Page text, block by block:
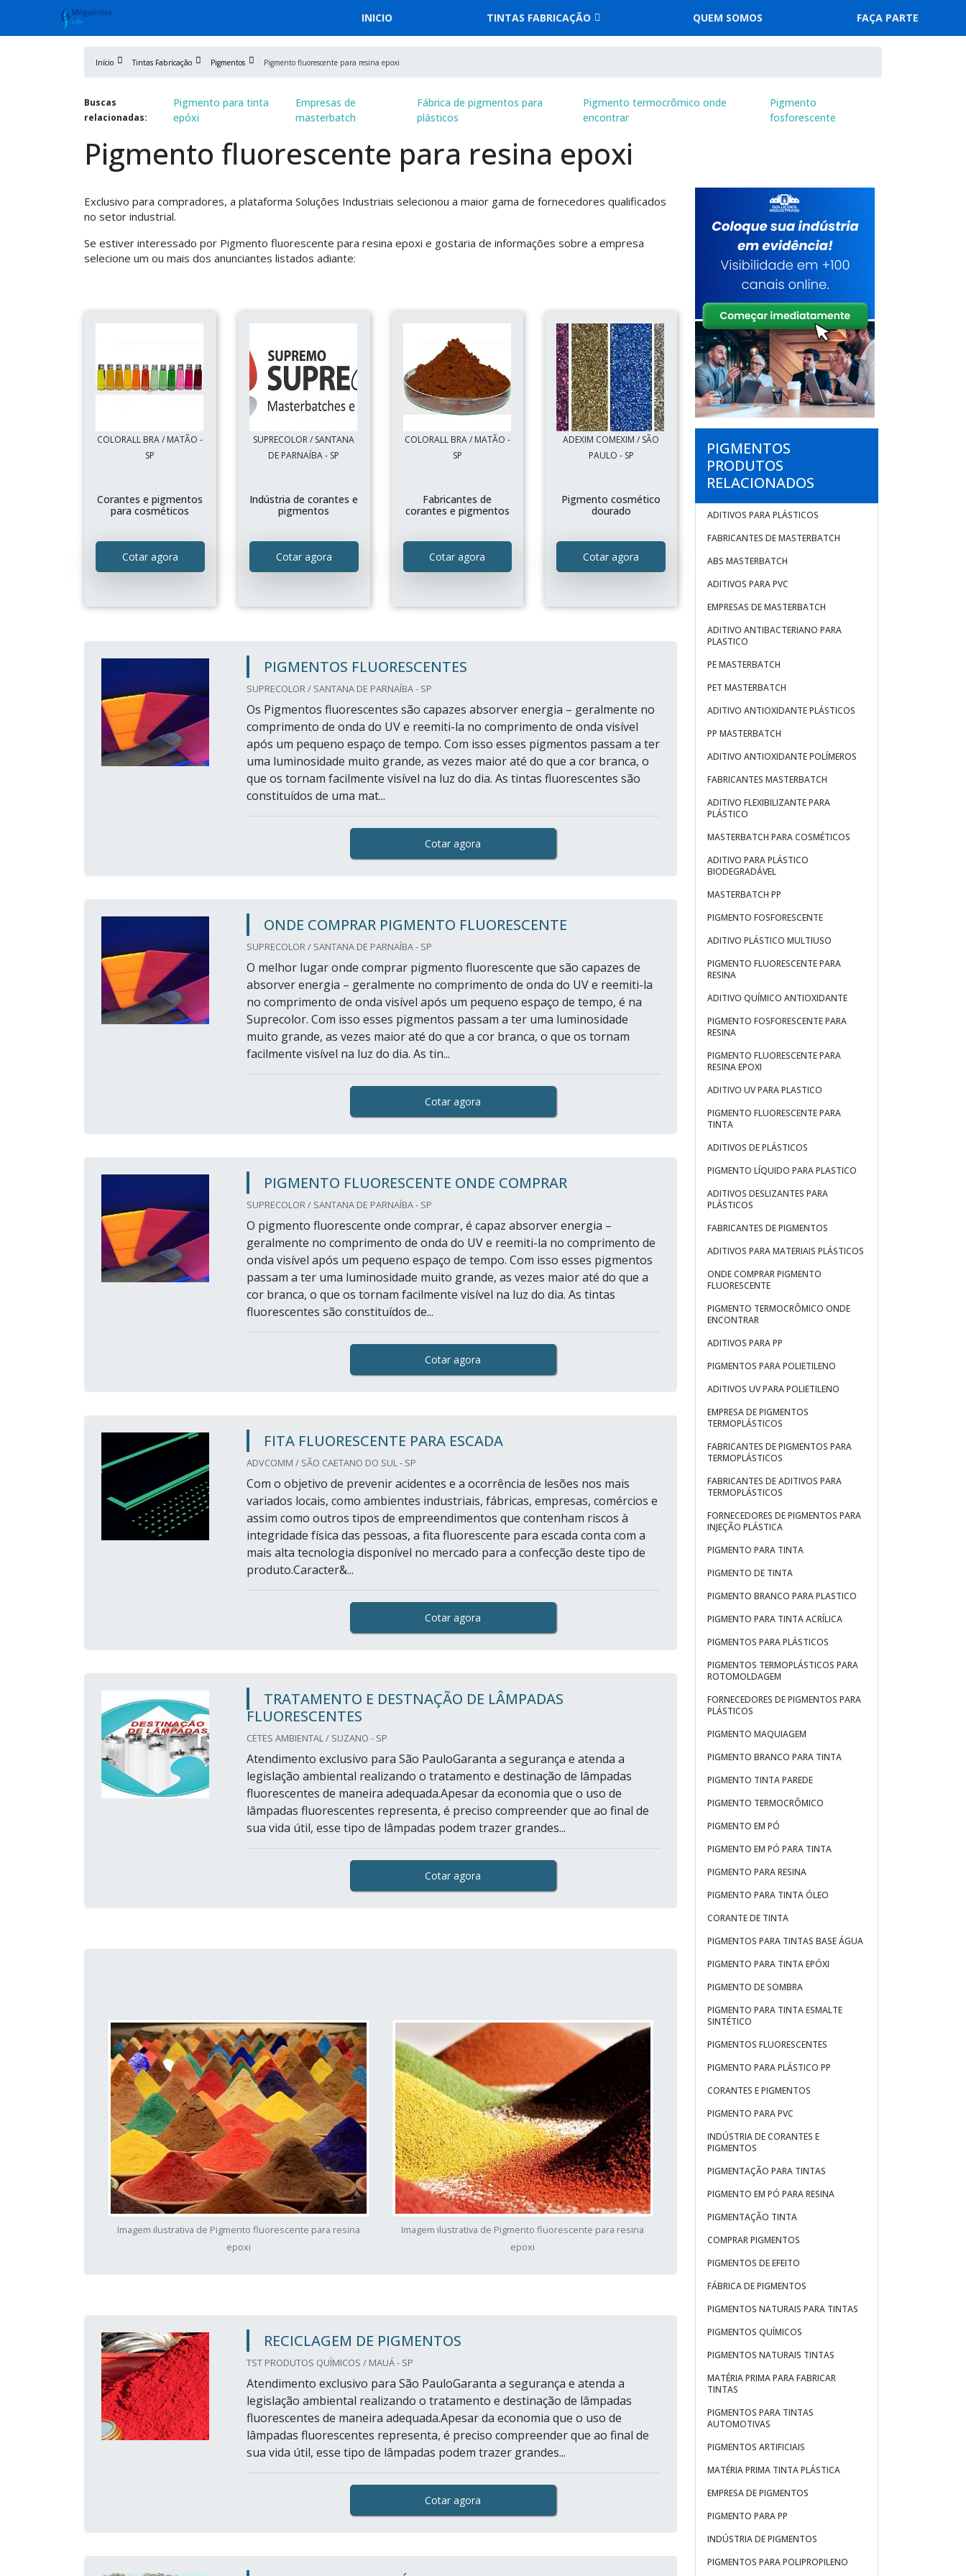
INICIO TINTAS FABRICAÇÃO QUEM SOMOS FAÇA PARTE
Início Tintas Fabricação Pigmentos Pigmento fluorescente para resina epoxi
Buscas
relacionadas:
Pigmento para tinta
epóxi
Empresas de
masterbatch
Fábrica de pigmentos para
plásticos
Pigmento termocrômico onde
encontrar
Pigmento
fosforescente
Pigmento fluorescente para resina epoxi
Exclusivo para compradores, a plataforma Soluções Industriais selecionou a maior gama de fornecedores qualificados
no setor industrial.
Se estiver interessado por Pigmento fluorescente para resina epoxi e gostaria de informações sobre a empresa
selecione um ou mais dos anunciantes listados adiante:
COLORALL BRA / MATÃO -
SP
Corantes e pigmentos
para cosméticos
Cotar agora
SUPRECOLOR / SANTANA
DE PARNAÍBA - SP
Indústria de corantes e
pigmentos
Cotar agora
COLORALL BRA / MATÃO -
SP
Fabricantes de
corantes e pigmentos
Cotar agora
ADEXIM COMEXIM / SÃO
PAULO - SP
Pigmento cosmético
dourado
Cotar agora
PIGMENTOS FLUORESCENTES
SUPRECOLOR / SANTANA DE PARNAÍBA - SP
Os Pigmentos fluorescentes são capazes absorver energia – geralmente no
comprimento de onda do UV e reemiti-la no comprimento de onda visível
após um pequeno espaço de tempo. Com isso esses pigmentos passam a ter
uma luminosidade muito grande, as vezes maior até do que a cor branca, o
que os tornam facilmente visível na luz do dia. As tintas fluorescentes são
constituídos de uma mat...
Cotar agora
ONDE COMPRAR PIGMENTO FLUORESCENTE
SUPRECOLOR / SANTANA DE PARNAÍBA - SP
O melhor lugar onde comprar pigmento fluorescente que são capazes de
absorver energia – geralmente no comprimento de onda do UV e reemiti-la
no comprimento de onda visível após um pequeno espaço de tempo, é na
Suprecolor. Com isso esses pigmentos passam a ter uma luminosidade
muito grande, as vezes maior até do que a cor branca, o que os tornam
facilmente visível na luz do dia. As tin...
Cotar agora
PIGMENTO FLUORESCENTE ONDE COMPRAR
SUPRECOLOR / SANTANA DE PARNAÍBA - SP
O pigmento fluorescente onde comprar, é capaz absorver energia –
geralmente no comprimento de onda do UV e reemiti-la no comprimento de
onda visível após um pequeno espaço de tempo. Com isso esses pigmentos
passam a ter uma luminosidade muito grande, as vezes maior até do que a
cor branca, o que os tornam facilmente visível na luz do dia. As tintas
fluorescentes são constituídos de...
Cotar agora
FITA FLUORESCENTE PARA ESCADA
ADVCOMM / SÃO CAETANO DO SUL - SP
Com o objetivo de prevenir acidentes e a ocorrência de lesões nos mais
variados locais, como ambientes industriais, fábricas, empresas, comércios e
assim como outros tipos de empreendimentos que contenham riscos à
integridade física das pessoas, a fita fluorescente para escada conta com a
mais alta tecnologia disponível no mercado para a confecção deste tipo de
produto.Caracter&...
Cotar agora
TRATAMENTO E DESTNAÇÃO DE LÂMPADAS
FLUORESCENTES
CETES AMBIENTAL / SUZANO - SP
Atendimento exclusivo para São PauloGaranta a segurança e atenda a
legislação ambiental realizando o tratamento e destinação de lâmpadas
fluorescentes de maneira adequada.Apesar da economia que o uso de
lâmpadas fluorescentes representa, é preciso compreender que ao final de
sua vida útil, esse tipo de lâmpadas podem trazer grandes...
Cotar agora
Imagem ilustrativa de Pigmento fluorescente para resina
epoxi
Imagem ilustrativa de Pigmento fluorescente para resina
epoxi
RECICLAGEM DE PIGMENTOS
TST PRODUTOS QUÍMICOS / MAUÁ - SP
Atendimento exclusivo para São PauloGaranta a segurança e atenda a
legislação ambiental realizando o tratamento e destinação de lâmpadas
fluorescentes de maneira adequada.Apesar da economia que o uso de
lâmpadas fluorescentes representa, é preciso compreender que ao final de
sua vida útil, esse tipo de lâmpadas podem trazer grandes...
Cotar agora
PIGMENTOS
PRODUTOS
RELACIONADOS
ADITIVOS PARA PLÁSTICOS
FABRICANTES DE MASTERBATCH
ABS MASTERBATCH
ADITIVOS PARA PVC
EMPRESAS DE MASTERBATCH
ADITIVO ANTIBACTERIANO PARA
PLASTICO
PE MASTERBATCH
PET MASTERBATCH
ADITIVO ANTIOXIDANTE PLÁSTICOS
PP MASTERBATCH
ADITIVO ANTIOXIDANTE POLÍMEROS
FABRICANTES MASTERBATCH
ADITIVO FLEXIBILIZANTE PARA
PLÁSTICO
MASTERBATCH PARA COSMÉTICOS
ADITIVO PARA PLÁSTICO
BIODEGRADÁVEL
MASTERBATCH PP
PIGMENTO FOSFORESCENTE
ADITIVO PLÁSTICO MULTIUSO
PIGMENTO FLUORESCENTE PARA
RESINA
ADITIVO QUÍMICO ANTIOXIDANTE
PIGMENTO FOSFORESCENTE PARA
RESINA
PIGMENTO FLUORESCENTE PARA
RESINA EPOXI
ADITIVO UV PARA PLASTICO
PIGMENTO FLUORESCENTE PARA
TINTA
ADITIVOS DE PLÁSTICOS
PIGMENTO LÍQUIDO PARA PLASTICO
ADITIVOS DESLIZANTES PARA
PLÁSTICOS
FABRICANTES DE PIGMENTOS
ADITIVOS PARA MATERIAIS PLÁSTICOS
ONDE COMPRAR PIGMENTO
FLUORESCENTE
PIGMENTO TERMOCRÔMICO ONDE
ENCONTRAR
ADITIVOS PARA PP
PIGMENTOS PARA POLIETILENO
ADITIVOS UV PARA POLIETILENO
EMPRESA DE PIGMENTOS
TERMOPLÁSTICOS
FABRICANTES DE PIGMENTOS PARA
TERMOPLÁSTICOS
FABRICANTES DE ADITIVOS PARA
TERMOPLÁSTICOS
FORNECEDORES DE PIGMENTOS PARA
INJEÇÃO PLÁSTICA
PIGMENTO PARA TINTA
PIGMENTO DE TINTA
PIGMENTO BRANCO PARA PLASTICO
PIGMENTO PARA TINTA ACRÍLICA
PIGMENTOS PARA PLÁSTICOS
PIGMENTOS TERMOPLÁSTICOS PARA
ROTOMOLDAGEM
FORNECEDORES DE PIGMENTOS PARA
PLÁSTICOS
PIGMENTO MAQUIAGEM
PIGMENTO BRANCO PARA TINTA
PIGMENTO TINTA PAREDE
PIGMENTO TERMOCRÔMICO
PIGMENTO EM PÓ
PIGMENTO EM PÓ PARA TINTA
PIGMENTO PARA RESINA
PIGMENTO PARA TINTA ÓLEO
CORANTE DE TINTA
PIGMENTOS PARA TINTAS BASE ÁGUA
PIGMENTO PARA TINTA EPÓXI
PIGMENTO DE SOMBRA
PIGMENTO PARA TINTA ESMALTE
SINTÉTICO
PIGMENTOS FLUORESCENTES
PIGMENTO PARA PLÁSTICO PP
CORANTES E PIGMENTOS
PIGMENTO PARA PVC
INDÚSTRIA DE CORANTES E
PIGMENTOS
PIGMENTAÇÃO PARA TINTAS
PIGMENTO EM PÓ PARA RESINA
PIGMENTAÇÃO TINTA
COMPRAR PIGMENTOS
PIGMENTOS DE EFEITO
FÁBRICA DE PIGMENTOS
PIGMENTOS NATURAIS PARA TINTAS
PIGMENTOS QUÍMICOS
PIGMENTOS NATURAIS TINTAS
MATÉRIA PRIMA PARA FABRICAR
TINTAS
PIGMENTOS PARA TINTAS
AUTOMOTIVAS
PIGMENTOS ARTIFICIAIS
MATÉRIA PRIMA TINTA PLÁSTICA
EMPRESA DE PIGMENTOS
PIGMENTO PARA PP
INDÚSTRIA DE PIGMENTOS
PIGMENTOS PARA POLIPROPILENO